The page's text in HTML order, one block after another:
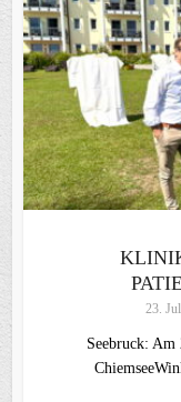
23.
Seebruck: